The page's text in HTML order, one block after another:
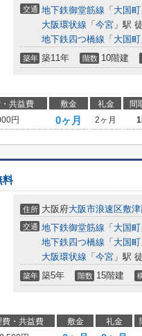
交通 地下鉄御堂筋線 「 大国町
大阪環状線 「 今宮 」駅
地下鉄四つ橋線 「 大国町
築年 築11年 階数 10階建
共益費 敷金 礼金 間
円 0ヶ月 2ヶ月
料
住所 大阪府大阪市浪速区敷
交通 地下鉄御堂筋線 「 大国町
地下鉄四つ橋線 「 大国町
大阪環状線 「 今宮 」駅
築年 築5年 階数 15階建
費・共益費 敷金 礼金